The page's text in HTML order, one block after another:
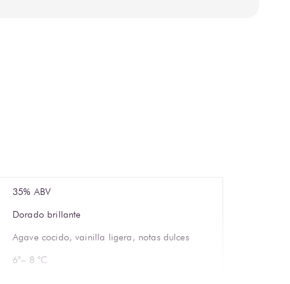
35% ABV
Dorado brillante
Agave cocido, vainilla ligera, notas dulces
6°– 8 °C